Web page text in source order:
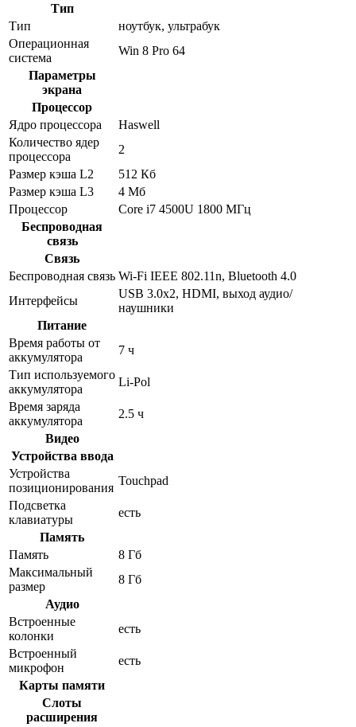
Тип
Тип
ноутбук, ультрабук
Операционная
система
Win 8 Pro 64
Параметры
экрана
Процессор
Ядро процессора
Haswell
Количество ядер
процессора
2
Размер кэша L2
512 Кб
Размер кэша L3
4 Мб
Процессор
Core i7 4500U 1800 МГц
Беспроводная
связь
Связь
Беспроводная связь Wi-Fi IEEE 802.11n, Bluetooth 4.0
Интерфейсы
USB 3.0x2, HDMI, выход аудио/
наушники
Питание
Время работы от
аккумулятора
7 ч
Тип используемого
аккумулятора
Li-Pol
Время заряда
аккумулятора
2.5 ч
Видео
Устройства ввода
Устройства
позиционирования
Touchpad
Подсветка
клавиатуры
есть
Память
Память
8 Гб
Максимальный
размер
8 Гб
Аудио
Встроенные
колонки
есть
Встроенный
микрофон
есть
Карты памяти
Слоты
расширения